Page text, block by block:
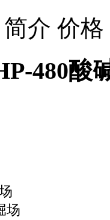
介 价
480酸
场